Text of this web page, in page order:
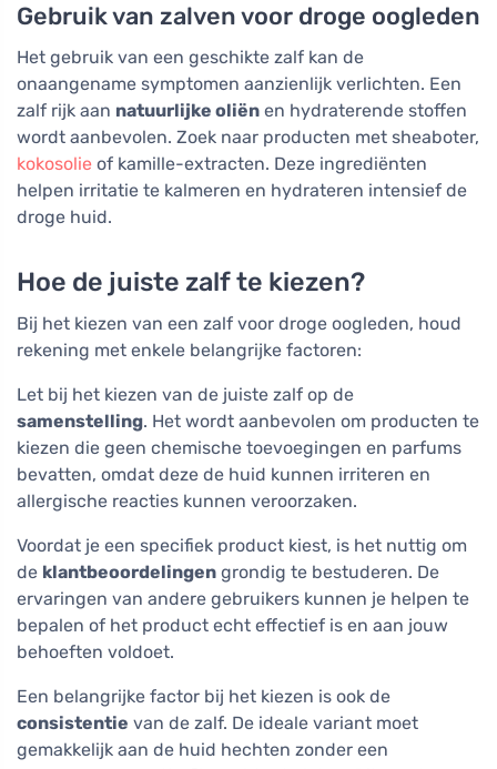
Gebruik van zalven voor droge oogleden
Het gebruik van een geschikte zalf kan de
onaangename symptomen aanzienlijk verlichten. Een
zalf rijk aan natuurlijke oliën en hydraterende stoffen
wordt aanbevolen. Zoek naar producten met sheaboter,
kokosolie of kamille-extracten. Deze ingrediënten
helpen irritatie te kalmeren en hydrateren intensief de
droge huid.
Hoe de juiste zalf te kiezen?
Bij het kiezen van een zalf voor droge oogleden, houd
rekening met enkele belangrijke factoren:
Let bij het kiezen van de juiste zalf op de
samenstelling. Het wordt aanbevolen om producten te
kiezen die geen chemische toevoegingen en parfums
bevatten, omdat deze de huid kunnen irriteren en
allergische reacties kunnen veroorzaken.
Voordat je een specifiek product kiest, is het nuttig om
de klantbeoordelingen grondig te bestuderen. De
ervaringen van andere gebruikers kunnen je helpen te
bepalen of het product echt effectief is en aan jouw
behoeften voldoet.
Een belangrijke factor bij het kiezen is ook de
consistentie van de zalf. De ideale variant moet
gemakkelijk aan de huid hechten zonder een